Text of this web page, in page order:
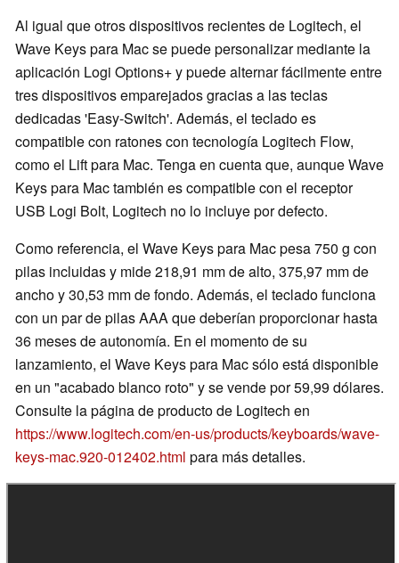
Al igual que otros dispositivos recientes de Logitech, el
Wave Keys para Mac se puede personalizar mediante la
aplicación Logi Options+ y puede alternar fácilmente entre
tres dispositivos emparejados gracias a las teclas
dedicadas 'Easy-Switch'. Además, el teclado es
compatible con ratones con tecnología Logitech Flow,
como el Lift para Mac. Tenga en cuenta que, aunque Wave
Keys para Mac también es compatible con el receptor
USB Logi Bolt, Logitech no lo incluye por defecto.
Como referencia, el Wave Keys para Mac pesa 750 g con
pilas incluidas y mide 218,91 mm de alto, 375,97 mm de
ancho y 30,53 mm de fondo. Además, el teclado funciona
con un par de pilas AAA que deberían proporcionar hasta
36 meses de autonomía. En el momento de su
lanzamiento, el Wave Keys para Mac sólo está disponible
en un "acabado blanco roto" y se vende por 59,99 dólares.
Consulte la página de producto de Logitech en
https://www.logitech.com/en-us/products/keyboards/wave-
keys-mac.920-012402.html para más detalles.